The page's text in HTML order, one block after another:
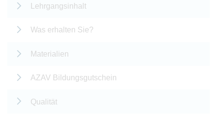
Lehrgangsinhalt
Was erhalten Sie?
Materialien
AZAV Bildungsgutschein
Qualität